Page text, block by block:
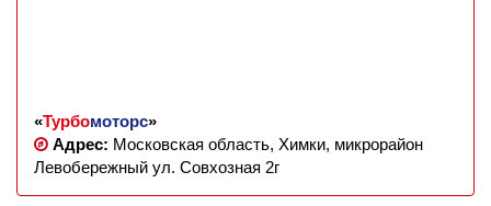
«Турбомоторс»
Адрес: Московская область, Химки, микрорайон
Левобережный ул. Совхозная 2г